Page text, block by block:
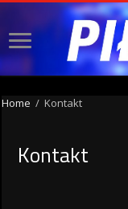
Home / Kontakt
Kontakt